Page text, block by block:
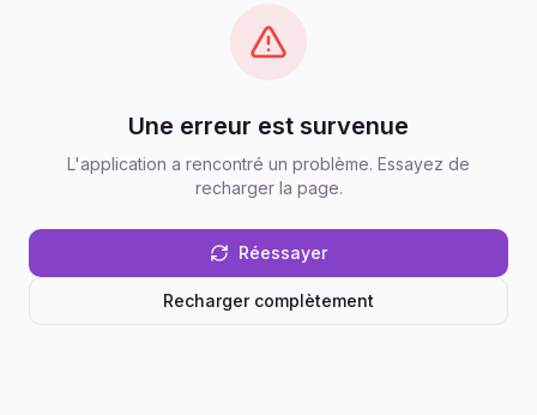
Une erreur est survenue
L'application a rencontré un problème. Essayez de
recharger la page.
Réessayer
Recharger complètement